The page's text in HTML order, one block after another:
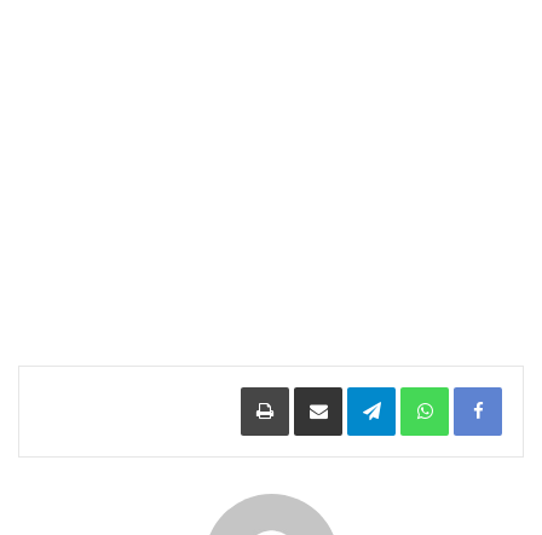
Facebook
WhatsApp
Telegramمشاركة عبر البريد طباعة